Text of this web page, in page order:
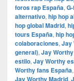
foros rap España,
alternativo, hip hop
hop global Madrid,
tours España, hip
colaboraciones, Jay
general), Jay
estilo, Jay Worthy
Worthy fans España,
Jay Worthy Madrid,